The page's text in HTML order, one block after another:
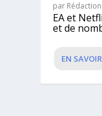
par Rédaction
EA et
et de
EN